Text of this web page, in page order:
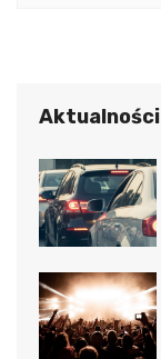
Aktualności